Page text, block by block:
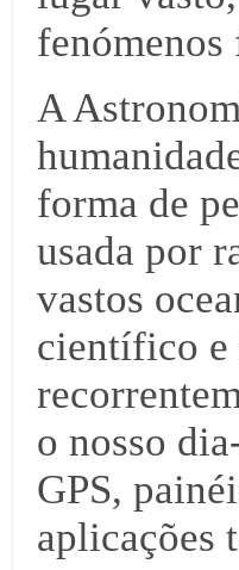
fenómenos
A
forma de
usada por
vastos
científico e
o nosso
GPS,
aplicações